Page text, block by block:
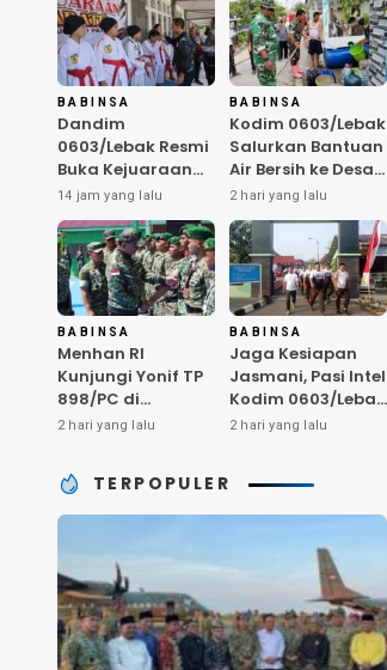
BABINSA
Dandim
0603/Lebak Resmi
Buka Kejuaraan
Karate Antar Dojo
INKAI, Jaring Bibit
Atlet Unggul
Sambut HUT ke-81
RI
14 jam yang lalu
BABINSA
Kodim 0603/Lebak
Salurkan Bantuan
Air Bersih ke Desa
Bungurmekar,
Ringankan Beban
Warga
Terdampak
Kemarau
2 hari yang lalu
BABINSA
Menhan RI
Kunjungi Yonif TP
898/PC di
Kampar,
Kualitas SDM
Kunci Kekuatan
TNI
2 hari yang lalu
BABINSA
Jaga Kesiapan
Jasmani, Pasi Intel
Kodim 0603/Lebak
Pimpin Pembinaan
2 hari yang lalu
TERPOPULER